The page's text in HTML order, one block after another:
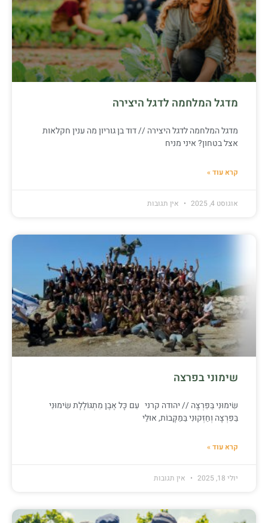
מדגל המלחמה לדגל היצירה
מדגל המלחמה לדגל היצירה // דוד בן גוריון מה ענין חקלאות
אצל בטחון? איני מניח
קרא עוד »
אוגוסט 4, 2025 אין תגובות
שימוני בפרצה
שִׂימוּנִי בַּפִּרְצָה // יהודה קרני עִם כָּל אֶבֶן מִתְגּוֹלֶלֶת שִׂימוּנִי
בַּפִּרְצָה וְחַזְּקוּנִי בַּמַּקָּבוֹת, אוּלַי
קרא עוד »
יולי 18, 2025 אין תגובות